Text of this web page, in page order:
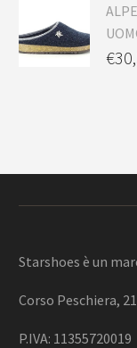
€
Starshoes è un
Corso Peschiera,
P.IVA: 11355720019